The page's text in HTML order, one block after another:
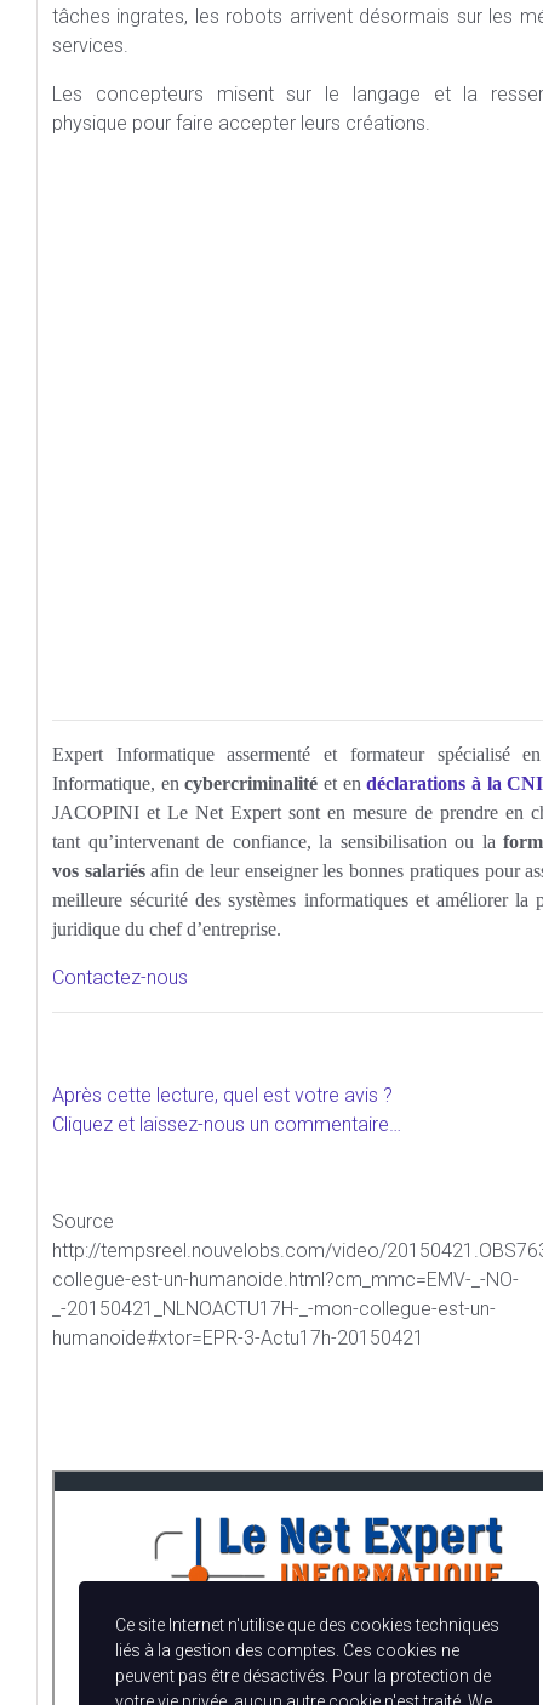
tâches ingrates, les robots arrivent désormais sur les
services.
Les concepteurs misent sur le langage et la
physique pour faire accepter leurs créations.
Expert Informatique assermenté et formateur spécialisé
Informatique, encybercriminalité et endéclarations à la
JACOPINI et Le Net Expert sont en mesure de prendre en
tant qu’intervenant de confiance, la sensibilisation ou la
vos salariésafin de leur enseigner les bonnes pratiques pour
meilleure sécurité des systèmes informatiques et améliorer la
juridique du chef d’entreprise.
Contactez-nous
Après cette lecture, quel est votre avis ?
Cliquez et laissez-nous un commentaire…
Source
http://tempsreel.nouvelobs.com/video/
collegue-est-un-humanoide.html?cm_mmc=EMV-_-NO-
_-20150421_NLNOACTU17H-_-mon-collegue-est-un-
humanoide#xtor=EPR-3-Actu17h-20150421